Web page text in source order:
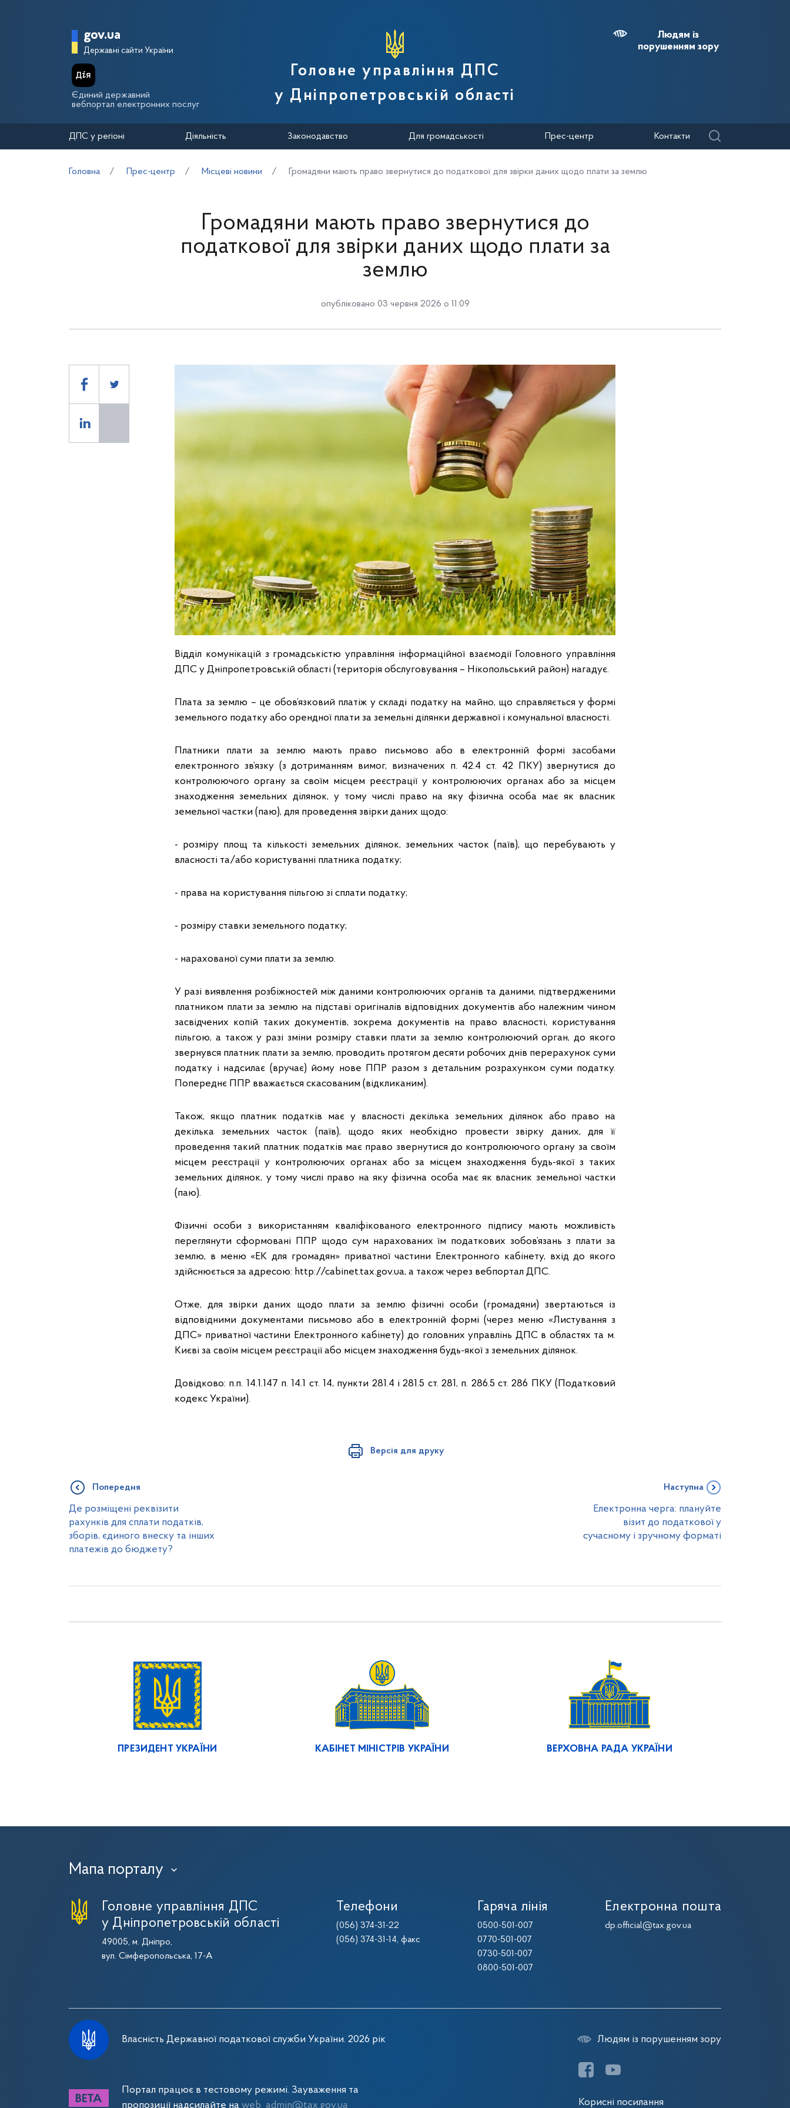
Головна сторінка Державної податкової служби України
gov.ua
Державні сайти України
Єдиний державний
вебпортал електронних послуг
Головне управління ДПС
у Дніпропетровській області
Людям із
порушенням зору
ДПС у регіоні Діяльність Законодавство Для громадськості Прес-центр Контакти
Головна Прес-центр Місцеві новини Громадяни мають право звернутися до податкової для звірки даних щодо плати за землю
Громадяни мають право звернутися до
податкової для звірки даних щодо плати за
землю
опубліковано 03 червня 2026 о 11:09
Відділ комунікацій з громадськістю управління інформаційної взаємодії Головного управління
ДПС у Дніпропетровській області (територія обслуговування – Нікопольський район) нагадує.
Плата за землю – це обов’язковий платіж у складі податку на майно, що справляється у формі
земельного податку або орендної плати за земельні ділянки державної і комунальної власності.
Платники плати за землю мають право письмово або в електронній формі засобами
електронного зв’язку (з дотриманням вимог, визначених п. 42.4 ст. 42 ПКУ) звернутися до
контролюючого органу за своїм місцем реєстрації у контролюючих органах або за місцем
знаходження земельних ділянок, у тому числі право на яку фізична особа має як власник
земельної частки (паю), для проведення звірки даних щодо:
- розміру площ та кількості земельних ділянок, земельних часток (паїв), що перебувають у
власності та/або користуванні платника податку;
- права на користування пільгою зі сплати податку;
- розміру ставки земельного податку;
- нарахованої суми плати за землю.
У разі виявлення розбіжностей між даними контролюючих органів та даними, підтвердженими
платником плати за землю на підставі оригіналів відповідних документів або належним чином
засвідчених копій таких документів, зокрема документів на право власності, користування
пільгою, а також у разі зміни розміру ставки плати за землю контролюючий орган, до якого
звернувся платник плати за землю, проводить протягом десяти робочих днів перерахунок суми
податку і надсилає (вручає) йому нове ППР разом з детальним розрахунком суми податку.
Попереднє ППР вважається скасованим (відкликаним).
Також, якщо платник податків має у власності декілька земельних ділянок або право на
декілька земельних часток (паїв), щодо яких необхідно провести звірку даних, для її
проведення такий платник податків має право звернутися до контролюючого органу за своїм
місцем реєстрації у контролюючих органах або за місцем знаходження будь-якої з таких
земельних ділянок, у тому числі право на яку фізична особа має як власник земельної частки
(паю).
Фізичні особи з використанням кваліфікованого електронного підпису мають можливість
переглянути сформовані ППР щодо сум нарахованих їм податкових зобов’язань з плати за
землю, в меню «ЕК для громадян» приватної частини Електронного кабінету, вхід до якого
здійснюється за адресою: http://cabinet.tax.gov.ua, а також через вебпортал ДПС.
Отже, для звірки даних щодо плати за землю фізичні особи (громадяни) звертаються із
відповідними документами письмово або в електронній формі (через меню «Листування з
ДПС» приватної частини Електронного кабінету) до головних управлінь ДПС в областях та м.
Києві за своїм місцем реєстрації або місцем знаходження будь-якої з земельних ділянок.
Довідково: п.п. 14.1.147 п. 14.1 ст. 14, пункти 281.4 і 281.5 ст. 281, п. 286.5 ст. 286 ПКУ (Податковий
кодекс України).
Версія для друку
Попередня
Де розміщені реквізити
рахунків для сплати податків,
зборів, єдиного внеску та інших
платежів до бюджету?
Наступна
Електронна черга: плануйте
візит до податкової у
сучасному і зручному форматі
ПРЕЗИДЕНТ УКРАЇНИ КАБІНЕТ МІНІСТРІВ УКРАЇНИ ВЕРХОВНА РАДА УКРАЇНИ
Мапа порталу ›
Головне управління ДПС
у Дніпропетровській області
49005, м. Дніпро,
вул. Сімферопольська, 17-А
Телефони
(056) 374-31-22
(056) 374-31-14, факс
Гаряча лінія
0500-501-007
0770-501-007
0730-501-007
0800-501-007
Електронна пошта
dp.official@tax.gov.ua
Власність Державної податкової служби України. 2026 рік
Портал працює в тестовому режимі. Зауваження та
пропозиції надсилайте на web_admin@tax.gov.ua
Людям із порушенням зору
Корисні посилання